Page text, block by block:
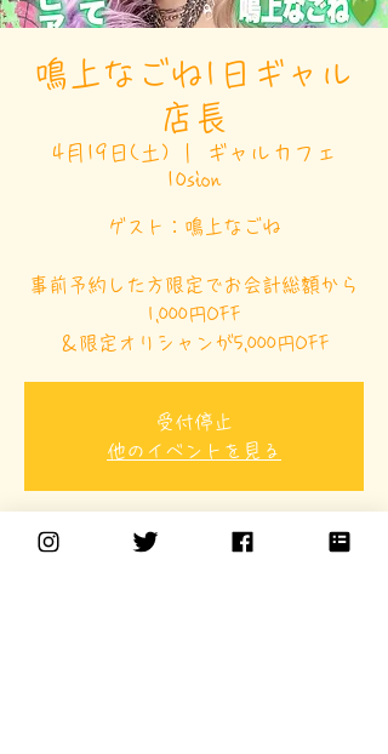
鳴上なごね1日ギャル
店長
4月19日(土)
  |
ギャルカフェ
10sion
ゲスト：鳴上なごね
事前予約した方限定でお会計総額から
1,000円OFF
＆限定オリシャンが5,000円OFF
受付停止
他のイベントを見る
日時・場所